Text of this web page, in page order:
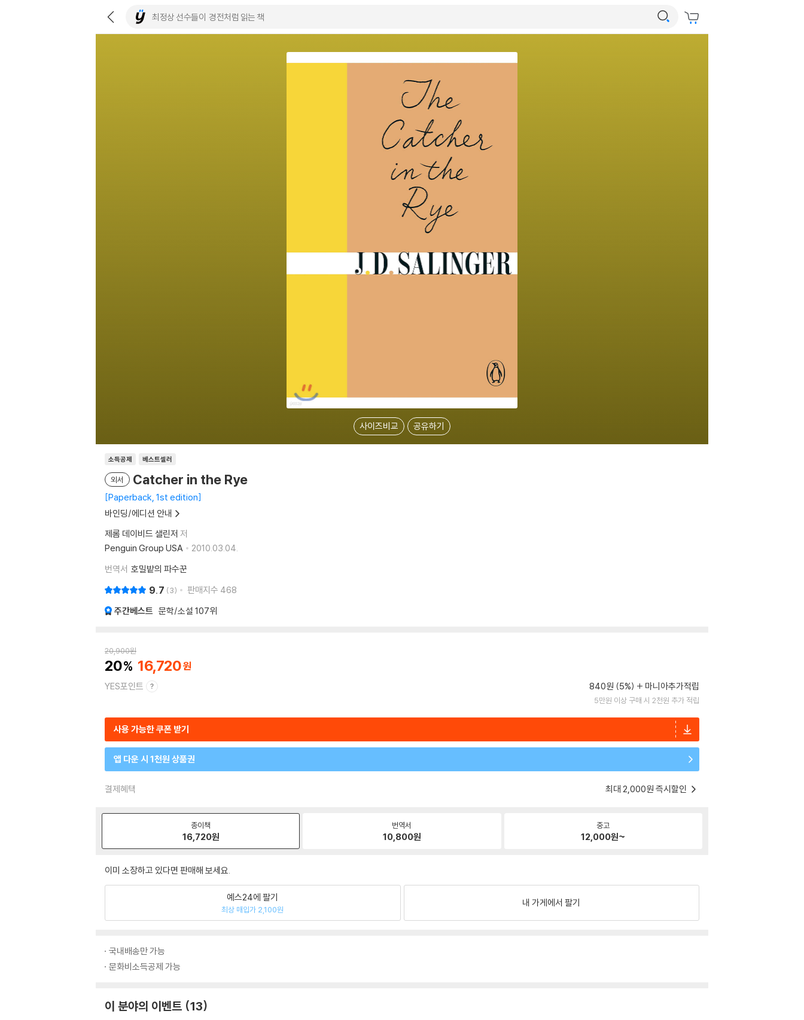
사이즈비교 공유하기
소득공제 베스트셀러
외서 Catcher in the Rye
Paperback, 1st edition
바인딩/에디션 안내
제롬 데이비드 샐린저 저
Penguin Group USA
2010.03.04.
번역서 호밀밭의 파수꾼
9.7 3 판매지수 468
주간베스트 문학/소설 107위
20,900원
20 16,720
YES포인트 840원 (5%) 마니아추가적립
5만원 이상 구매 시 2천원 추가 적립
사용 가능한 쿠폰 받기
앱 다운 시 1천원 상품권
결제혜택 최대 2,000원 즉시할인
종이책
16,720원
번역서
10,800원
중고
12,000원~
이미 소장하고 있다면 판매해 보세요.
예스24에 팔기
최상 매입가 2,100원
내 가게에서 팔기
국내배송만 가능
문화비소득공제 가능
이 분야의 이벤트 13